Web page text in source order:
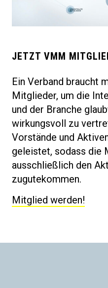
JETZT VMM
Ein Verband braucht
Mitglieder, um die
und der Branche
wirkungsvoll zu
Vorstände und
geleistet, sodass die
ausschließlich den
zugutekommen.
Mitglied werden!